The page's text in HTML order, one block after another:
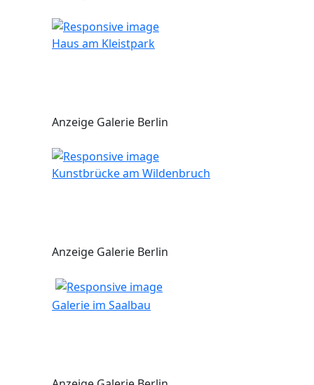
Haus am Kleistpark
Anzeige Galerie Berlin
Kunstbrücke am Wildenbruch
Anzeige Galerie Berlin
Galerie im Saalbau